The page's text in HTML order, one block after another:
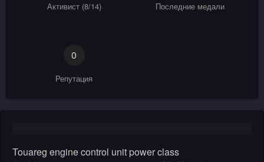
Активист (8/14) Последние медали
0
Репутация
Touareg engine control unit power class